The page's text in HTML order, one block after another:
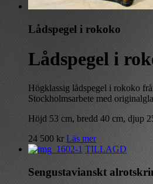
Lådspegel i rokoko
Lådspegel i
Högklassig lådspegel i rokoko
Stockholmsarbete med
Höjd 53 cm, bredd 40 cm, djup
24 500 kr Läs mer
TILLAGD
Sengustavianskt